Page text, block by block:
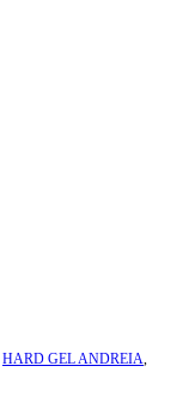
HARD GEL ANDREIA,